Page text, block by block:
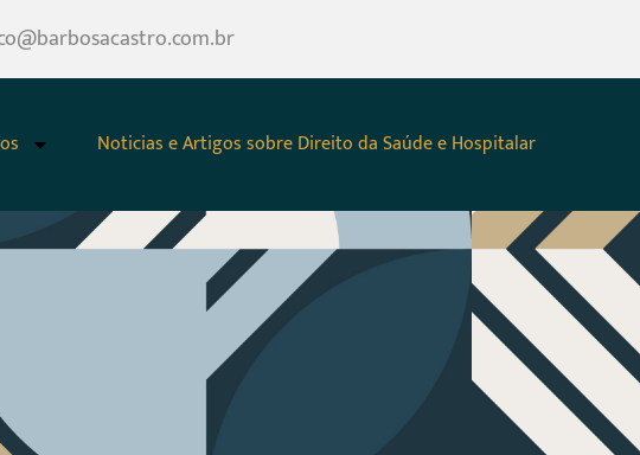
Noticias e Artigos sobre Direito da Saúde e Hospitalar